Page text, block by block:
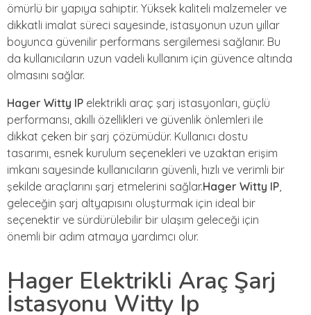
ömürlü bir yapıya sahiptir. Yüksek kaliteli malzemeler ve
dikkatli imalat süreci sayesinde, istasyonun uzun yıllar
boyunca güvenilir performans sergilemesi sağlanır. Bu
da kullanıcıların uzun vadeli kullanım için güvence altında
olmasını sağlar.
Hager Witty IP elektrikli araç şarj istasyonları, güçlü
performansı, akıllı özellikleri ve güvenlik önlemleri ile
dikkat çeken bir şarj çözümüdür. Kullanıcı dostu
tasarımı, esnek kurulum seçenekleri ve uzaktan erişim
imkanı sayesinde kullanıcıların güvenli, hızlı ve verimli bir
şekilde araçlarını şarj etmelerini sağlar.Hager Witty IP
geleceğin şarj altyapısını oluşturmak için ideal bir
seçenektir ve sürdürülebilir bir ulaşım geleceği için
önemli bir adım atmaya yardımcı olur.
Hager Elektrikli Araç Şarj
İstasyonu Witty Ip